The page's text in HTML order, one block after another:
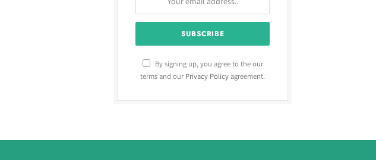
By signing up, you agree to the our
terms and our Privacy Policyagreement.